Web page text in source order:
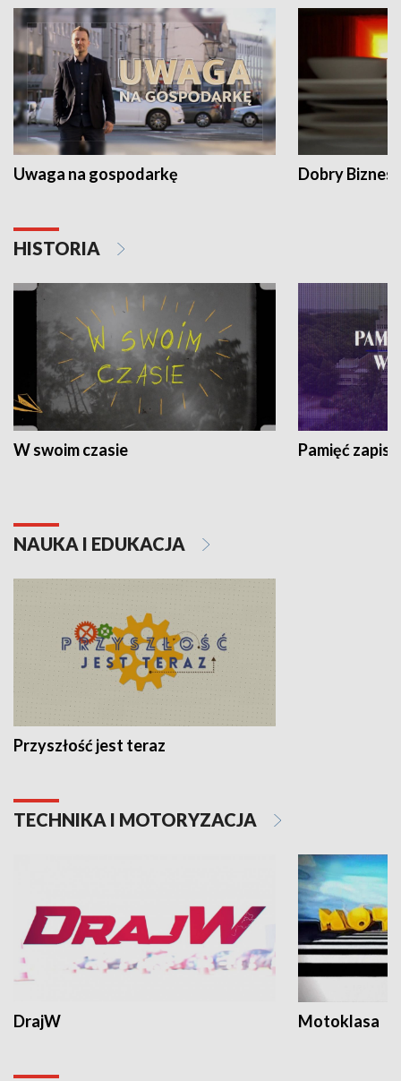
Uwaga na gospodarkę Dobry Biznes
HISTORIA
W swoim czasie Pamięć
NAUKA I EDUKACJA
Przyszłość jest teraz
TECHNIKA I MOTORYZACJA
DrajW Motoklasa